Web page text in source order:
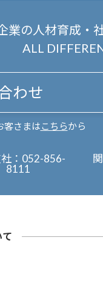
業の人材育成・
ALL
わせ
客さまは こちらから
： 052-856-
8111
て